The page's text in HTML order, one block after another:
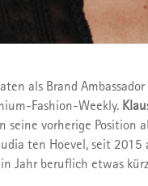
als Brand
Fashion-Weekly.
vorherige Position
ten Hoevel, seit 2015
Jahr beruflich etwas